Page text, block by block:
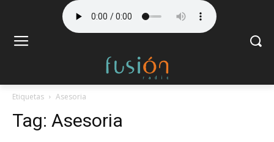
Etiquetas Asesoria
Tag: Asesoria